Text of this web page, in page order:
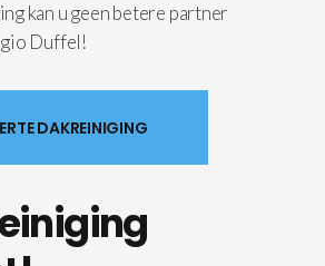
kan u geen betere partner
Duffel!
DAKREINIGING